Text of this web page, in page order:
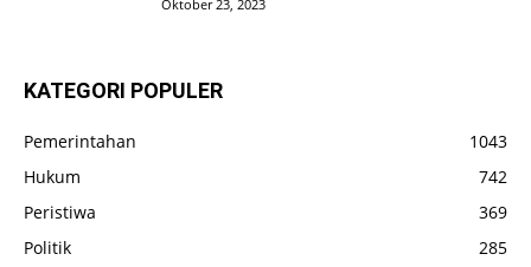
Oktober 23, 2023
KATEGORI POPULER
Pemerintahan
1043
Hukum
742
Peristiwa
369
Politik
285